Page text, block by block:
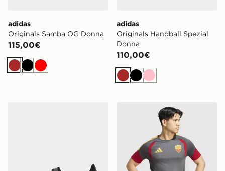
adidas
Originals Samba OG Donna
115,00€
Marrone
NeroRosso
adidas
Originals Handball Spezial
Donna
110,00€
Marrone
NeroRosa
adidas AS Roma Tiro 26